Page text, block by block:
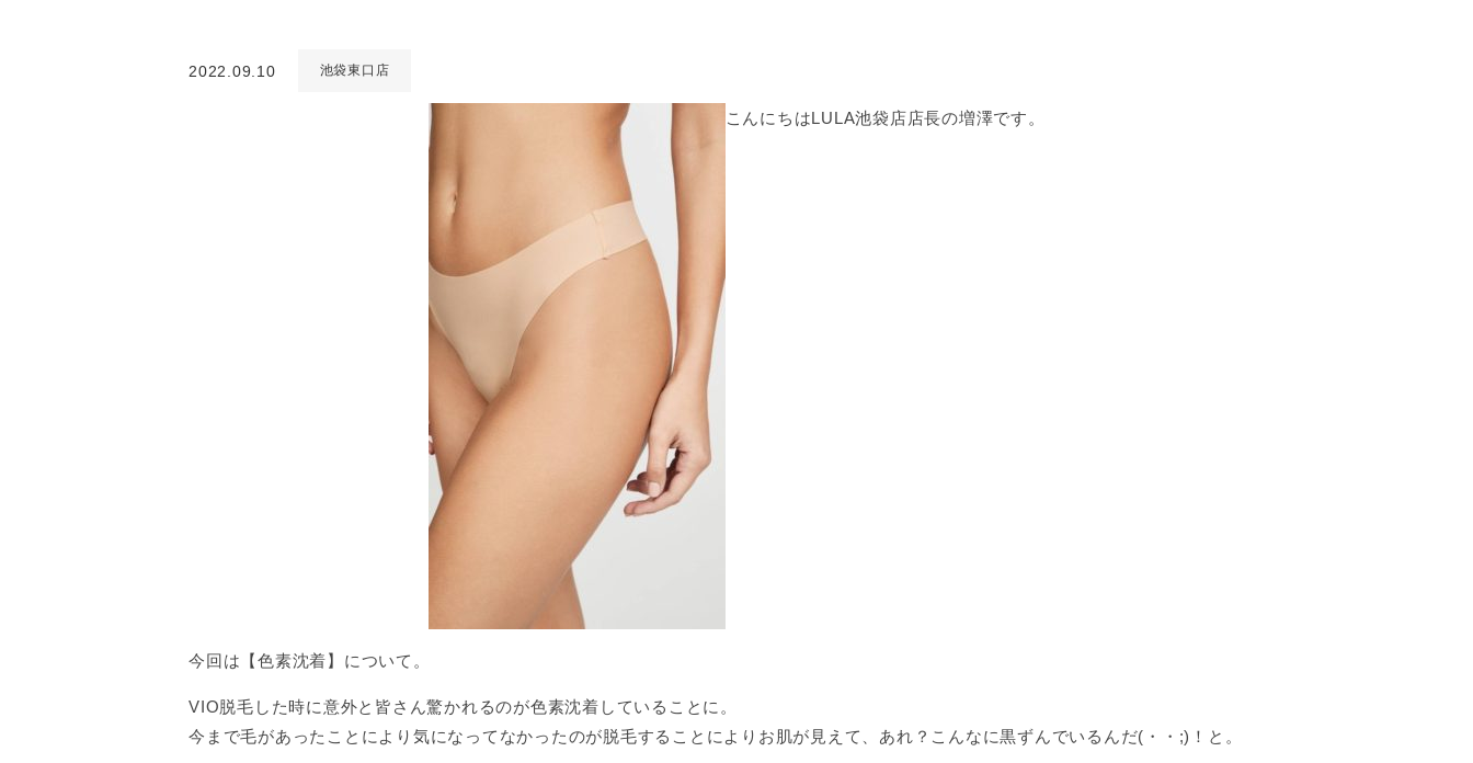
2022.09.10 池袋東口店
こんにちはLULA池袋店店長の増澤です。
今回は【色素沈着】について。
VIO脱毛した時に意外と皆さん驚かれるのが色素沈着していることに。
今まで毛があったことにより気になってなかったのが脱毛することによりお肌が見えて、あれ？こんなに黒ずんでいるんだ(・・;)！と。